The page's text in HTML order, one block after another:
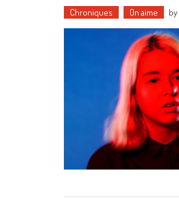
Chroniques On aime by